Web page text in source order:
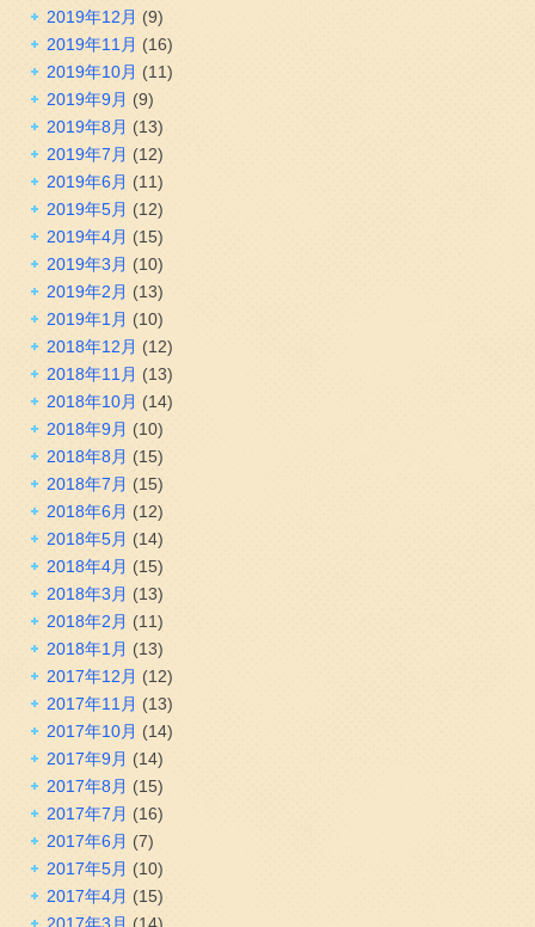
2019年12月 (9)
2019年11月 (16)
2019年10月 (11)
2019年9月 (9)
2019年8月 (13)
2019年7月 (12)
2019年6月 (11)
2019年5月 (12)
2019年4月 (15)
2019年3月 (10)
2019年2月 (13)
2019年1月 (10)
2018年12月 (12)
2018年11月 (13)
2018年10月 (14)
2018年9月 (10)
2018年8月 (15)
2018年7月 (15)
2018年6月 (12)
2018年5月 (14)
2018年4月 (15)
2018年3月 (13)
2018年2月 (11)
2018年1月 (13)
2017年12月 (12)
2017年11月 (13)
2017年10月 (14)
2017年9月 (14)
2017年8月 (15)
2017年7月 (16)
2017年6月 (7)
2017年5月 (10)
2017年4月 (15)
2017年3月 (14)